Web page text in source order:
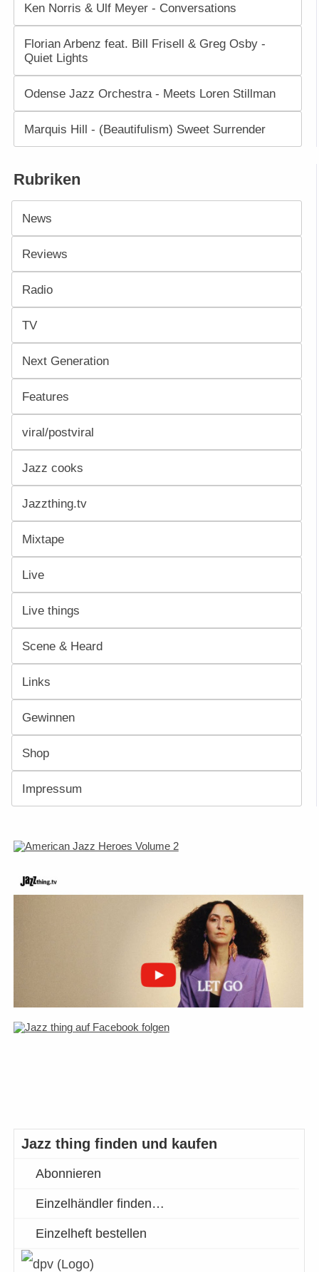
Ken Norris & Ulf Meyer - Conversations
Florian Arbenz feat. Bill Frisell & Greg Osby -
Quiet Lights
Odense Jazz Orchestra - Meets Loren Stillman
Marquis Hill - (Beautifulism) Sweet Surrender
Rubriken
News
Reviews
Radio
TV
Next Generation
Features
viral/postviral
Jazz cooks
Jazzthing.tv
Mixtape
Live
Live things
Scene & Heard
Links
Gewinnen
Shop
Impressum
Jazz thing finden und kaufen
Abonnieren
Einzelhändler finden…
Einzelheft bestellen